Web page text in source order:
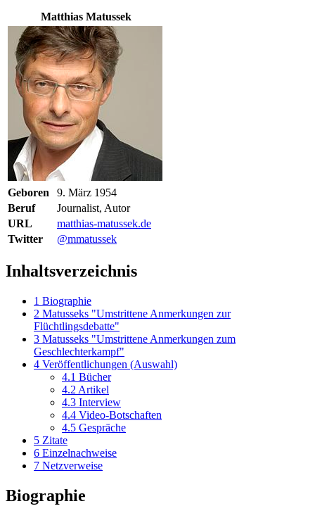
Matthias Matussek
Geboren
9. März 1954
Beruf
Journalist, Autor
URL
matthias-matussek.de
Twitter
@mmatussek
Inhaltsverzeichnis
1 Biographie
2 Matusseks "Umstrittene Anmerkungen zur
Flüchtlingsdebatte"
3 Matusseks "Umstrittene Anmerkungen zum
Geschlechterkampf"
4 Veröffentlichungen (Auswahl)
4.1 Bücher
4.2 Artikel
4.3 Interview
4.4 Video-Botschaften
4.5 Gespräche
5 Zitate
6 Einzelnachweise
7 Netzverweise
Biographie